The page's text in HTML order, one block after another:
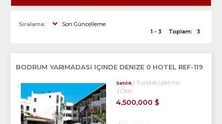
Sıralama:
Son Güncelleme
1 - 3
Toplam: 3
BODRUM YARIMADASI İÇİNDE DENİZE 0 HOTEL REF-119
Satılık
Turistik İşletme
Otel
4,500,000 $